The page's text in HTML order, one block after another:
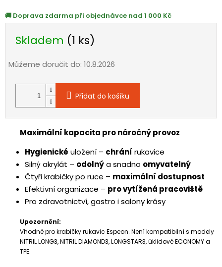
cena:
Doprava zdarma při objednávce nad 1 000 Kč
Skladem (1 ks)
Můžeme doručit do: 10.8.2026
Přidat do košíku
Maximální kapacita pro náročný provoz
Hygienické uložení – chrání rukavice
Silný akrylát – odolnýa snadno omyvatelný
Čtyři krabičky po ruce – maximální dostupnost
Efektivní organizace – pro vytížená pracoviště
Pro zdravotnictví, gastro i salony krásy
Upozornění:
Vhodné pro krabičky rukavic Espeon. Není kompatibilní s modely
NITRIL LONG3, NITRIL DIAMOND3, LONGSTAR3, úklidové ECONOMY a
TPE.